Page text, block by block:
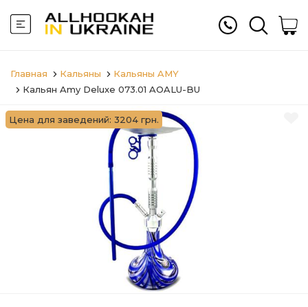
Главная Кальяны
Кальяны AMY
Кальян Amy Deluxe 073.01 AOALU-BU
Цена для заведений: 3204 грн.